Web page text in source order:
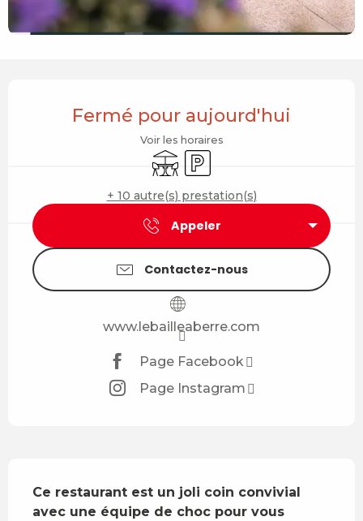
Fermé pour aujourd'hui
Voir les horaires
TerrasseParking
+ 10 autre(s) prestation(s)
Appeler
Contactez-nous
www.lebailleaberre.com
Page Facebook
Page Instagram
Ce restaurant est un joli coin convivial
avec une équipe de choc pour vous